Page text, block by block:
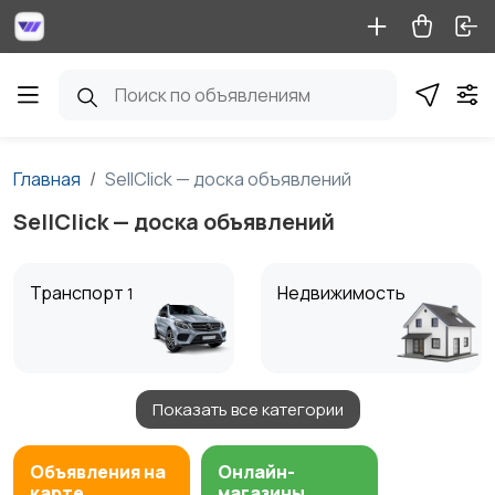
Главная SellClick — доска объявлений
SellClick — доска объявлений
Транспорт 1 Недвижимость
Детские товары Услуги1
Показать все категории
Объявления на
Онлайн-